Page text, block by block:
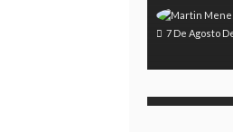
7 De Agosto